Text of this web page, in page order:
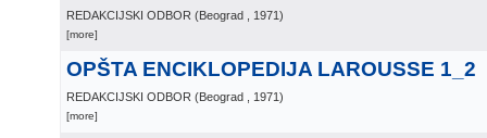
REDAKCIJSKI ODBOR (Beograd , 1971)
[more]
OPŠTA ENCIKLOPEDIJA LAROUSSE 1_2
REDAKCIJSKI ODBOR (Beograd , 1971)
[more]